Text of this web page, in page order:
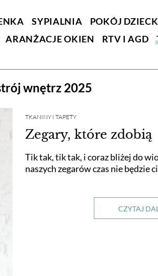
SYPIALNIA
POKÓJ
ARANŻACJE OKIEN RTV I AGD
wnętrz 2025
TKANINY I TAPETY
Zegary, które zdobią
Tik tak, tik tak, i coraz bliżej do
naszych zegarów czas nie będzie
CZYTAJ